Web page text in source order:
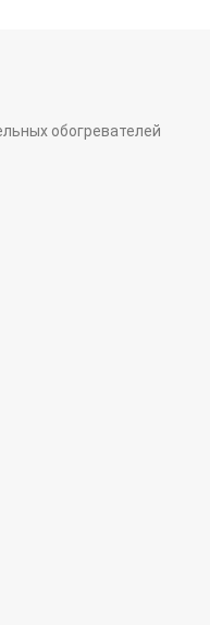
обогревателей